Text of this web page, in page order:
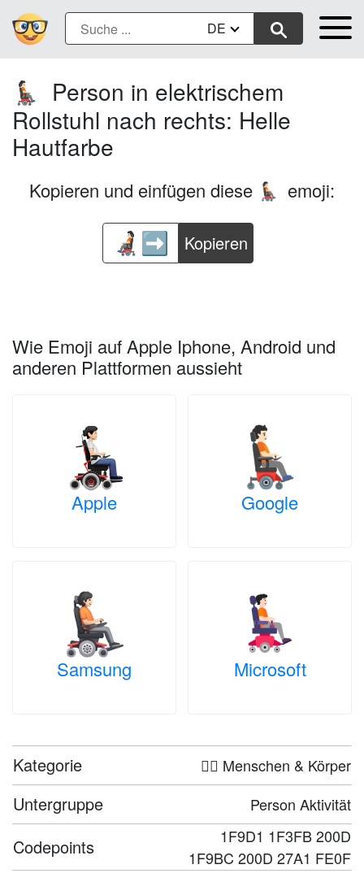
DE
🧑🏻‍🦼‍➡️
Person in elektrischem
Rollstuhl nach rechts: Helle
Hautfarbe
Kopieren und einfügen diese 🧑🏻‍🦼‍➡️ emoji:
Kopieren
Wie Emoji auf Apple Iphone, Android und
anderen Plattformen aussieht
Apple Google
Samsung Microsoft
Kategorie 🤦‍♀️ Menschen & Körper
Untergruppe Person Aktivität
Codepoints
1F9D1 1F3FB 200D
1F9BC 200D 27A1 FE0F